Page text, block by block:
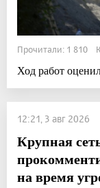
Прочитали: 1 810
Ход работ
12:21, 3 авг 2026
Крупная
на время